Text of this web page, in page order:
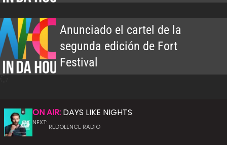
Anunciado el cartel de la
segunda edición de Fort
Festival
ON AIR:DAYS LIKE NIGHTS
NEXT:
REDOLENCE RADIO